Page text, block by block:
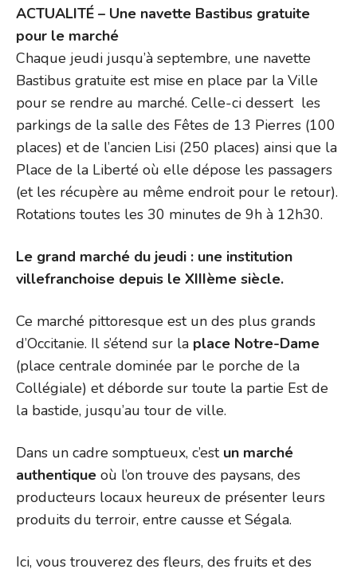
ACTUALITÉ – Une navette Bastibus gratuite
pour le marché
Chaque jeudi jusqu’à septembre, une navette
Bastibus gratuite est mise en place par la Ville
pour se rendre au marché. Celle-ci dessert les
parkings de la salle des Fêtes de 13 Pierres (100
places) et de l’ancien Lisi (250 places) ainsi que la
Place de la Liberté où elle dépose les passagers
(et les récupère au même endroit pour le retour).
Rotations toutes les 30 minutes de 9h à 12h30.
Le grand marché du jeudi : une institution
villefranchoise depuis le XIIIème siècle.
Ce marché pittoresque est un des plus grands
d’Occitanie. Il s’étend sur la place Notre-Dame
(place centrale dominée par le porche de la
Collégiale) et déborde sur toute la partie Est de
la bastide, jusqu’au tour de ville.
Dans un cadre somptueux, c’estun marché
authentique où l’on trouve des paysans, des
producteurs locaux heureux de présenter leurs
produits du terroir, entre causse et Ségala.
Ici, vous trouverez des fleurs, des fruits et des